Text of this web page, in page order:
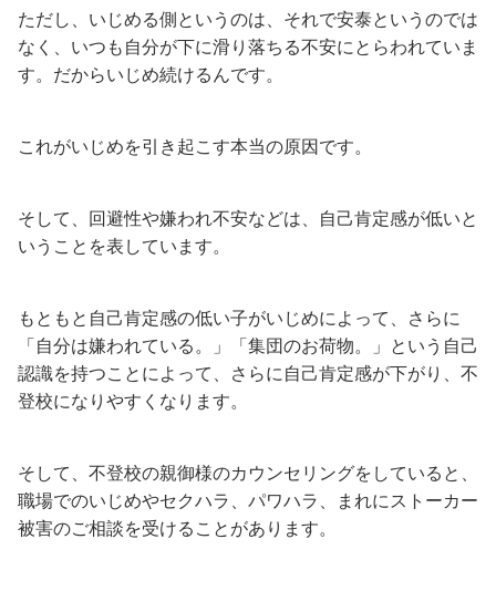
ただし、いじめる側というのは、それで安泰というのでは
なく、いつも自分が下に滑り落ちる不安にとらわれていま
す。だからいじめ続けるんです。
これがいじめを引き起こす本当の原因です。
そして、回避性や嫌われ不安などは、自己肯定感が低いと
いうことを表しています。
もともと自己肯定感の低い子がいじめによって、さらに
「自分は嫌われている。」「集団のお荷物。」という自己
認識を持つことによって、さらに自己肯定感が下がり、不
登校になりやすくなります。
そして、不登校の親御様のカウンセリングをしていると、
職場でのいじめやセクハラ、パワハラ、まれにストーカー
被害のご相談を受けることがあります。